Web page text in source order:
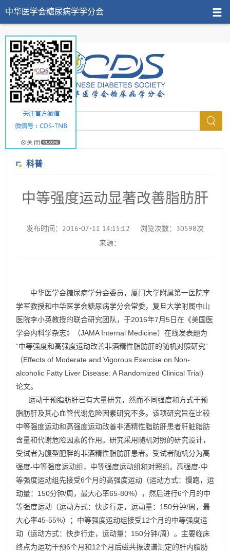
中华医学会糖尿病学学分会
科普
中等强度运动显著改善脂肪肝
发布时间：2016-07-11 14:15:12
浏览次数：30598次
来源：
中华医学会糖尿病学分会委员，厦门大学附属第一医院李
学军教授和中华医学会糖尿病学分会常委，复旦大学附属中山
医院李小英教授的联合研究团队，于2016年7月5日在《美国医
学会内科学杂志》（JAMA Internal Medicine）在线发表题为
“中等强度和高强度运动改善非酒精性脂肪肝的随机对照研究”
（Effects of Moderate and Vigorous Exercise on Non-
alcoholic Fatty Liver Disease: A Randomized Clinical Trial）
论文。
运动干预脂肪肝已有大量研究，然而不同强度和方式干预
脂肪肝及其心血管代谢危险因素研究不多。该项研究旨在比较
中等强度运动和高强度运动改善非酒精性脂肪肝患者肝脏脂肪
含量和代谢危险因素的作用。研究采用随机对照的研究设计，
受试者为腹型肥胖的非酒精性脂肪肝患者。受试者随机分为高
强度-中等强度运动组，中等强度运动组和对照组。高强度-中
等强度运动组先接受6个月的高强度运动（运动方式：慢跑，运
动量：150分钟/周，最大心率65-80%），然后进行6个月的中
等强度运动（运动方式：快步行走，运动量：150分钟/周，最
大心率45-55%）；中等强度运动组接受12个月的中等强度运
动（运动方式：快步行走，运动量：150分钟/周）。主要临床
终点为运功干预6个月和12个月后磁共振波谱测定的肝内脂肪